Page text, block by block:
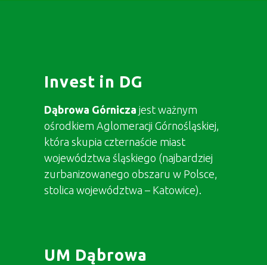
Invest in DG
Dąbrowa Górnicza jest ważnym
ośrodkiem Aglomeracji Górnośląskiej,
która skupia czternaście miast
województwa śląskiego (najbardziej
zurbanizowanego obszaru w Polsce,
stolica województwa – Katowice).
UM Dąbrowa